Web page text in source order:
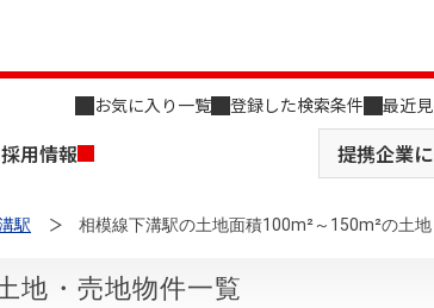
お気に入り一覧 登録した検索条件 最近
採用情報 提携企業
駅 相模線下溝駅の土地面積100m²～150m²の土
地・売地物件一覧